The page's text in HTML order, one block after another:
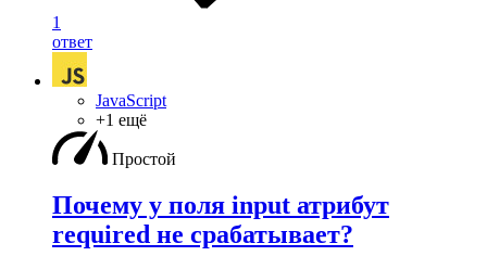
1
ответ
JavaScript
+1 ещё
Простой
Почему у поля input атрибут
required не срабатывает?